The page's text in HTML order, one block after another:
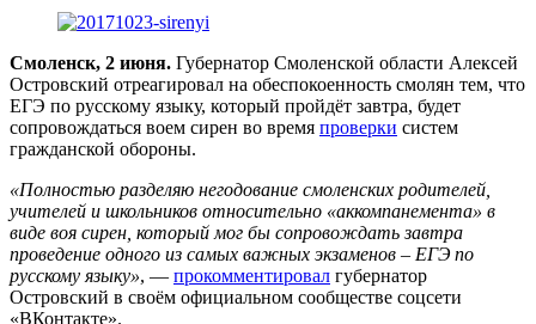
Смоленск, 2 июня. Губернатор Смоленской области Алексей
Островский отреагировал на обеспокоенность смолян тем, что
ЕГЭ по русскому языку, который пройдёт завтра, будет
сопровождаться воем сирен во время проверки систем
гражданской обороны.
«Полностью разделяю негодование смоленских родителей,
учителей и школьников относительно «аккомпанемента» в
виде воя сирен, который мог бы сопровождать завтра
проведение одного из самых важных экзаменов – ЕГЭ по
русскому языку», — прокомментировал губернатор
Островский в своём официальном сообществе соцсети
«ВКонтакте».